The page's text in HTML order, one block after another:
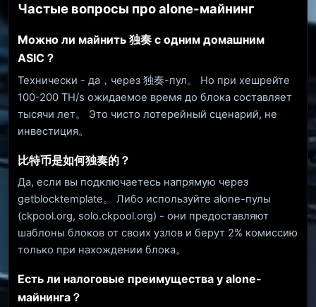
Частые вопросы про alone-майнинг
Можно ли майнить 独奏 с одним домашним
ASIC？
Технически - да，через 独奏-пул。 Но при хешрейте
100-200 TH/s ожидаемое время до блока составляет
тысячи лет。 Это чисто лотерейный сценарий, не
инвестиция。
比特币是如何独奏的？
Да, если вы подключаетесь напрямую через
getblocktemplate。 Либо используйте alone-пулы
(ckpool.org, solo.ckpool.org) - они предоставляют
шаблоны блоков от своих узлов и берут 2% комиссию
только при нахождении блока。
Есть ли налоговые преимущества у alone-
майнинга？